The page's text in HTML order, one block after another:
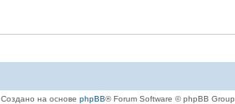
Создано на основе phpBB® Forum Software © phpBB Group